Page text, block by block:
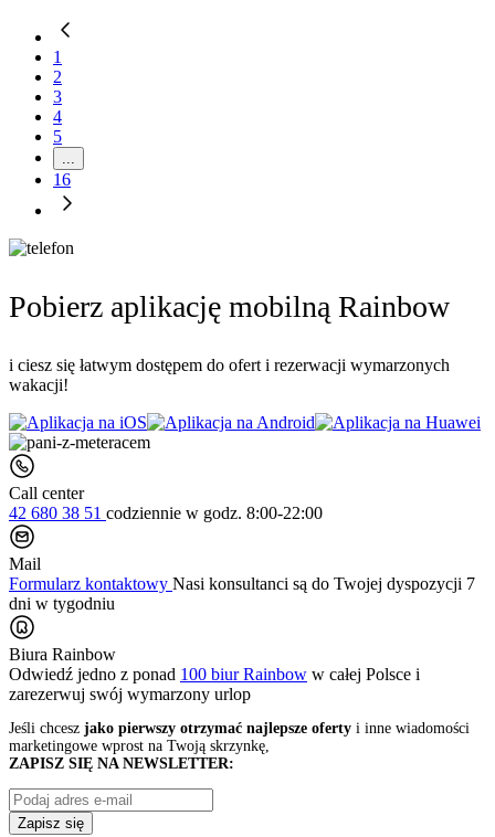
1
2
3
4
5
...
16
Pobierz aplikację mobilną Rainbow
i ciesz się łatwym dostępem do ofert i rezerwacji wymarzonych
wakacji!
Call center
42 680 38 51 codziennie w godz. 8:00-22:00
Mail
Formularz kontaktowy Nasi konsultanci są do Twojej dyspozycji 7
dni w tygodniu
Biura Rainbow
Odwiedź jedno z ponad 100 biur Rainbow w całej Polsce i
zarezerwuj swój wymarzony urlop
Jeśli chcesz jako pierwszy otrzymać najlepsze oferty i inne wiadomości
marketingowe wprost na Twoją skrzynkę,
ZAPISZ SIĘ NA NEWSLETTER:
Zapisz się